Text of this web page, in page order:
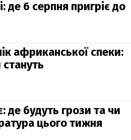
де 6 серпня пригріє до
африканської спеки:
де будуть грози та чи
цього тижня